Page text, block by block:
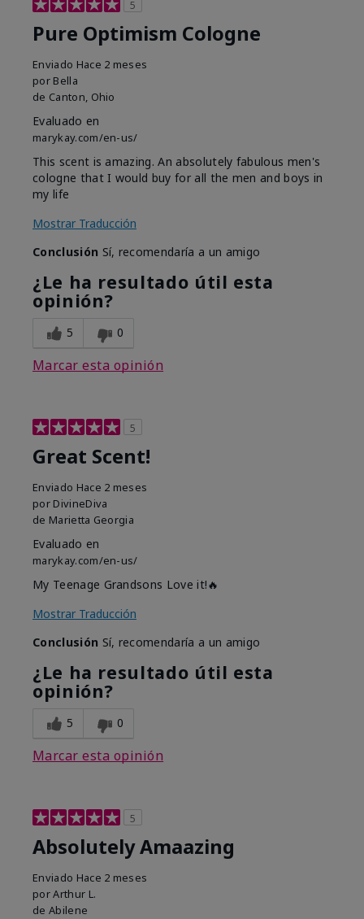
5
Pure Optimism Cologne
Enviado Hace 2 meses
por Bella
de Canton, Ohio
Evaluado en
marykay.com/en-us/
This scent is amazing. An absolutely fabulous men's
cologne that I would buy for all the men and boys in
my life
Mostrar Traducción
Conclusión Sí, recomendaría a un amigo
¿Le ha resultado útil esta
opinión?
5 0
Marcar esta opinión
5
Great Scent!
Enviado Hace 2 meses
por DivineDiva
de Marietta Georgia
Evaluado en
marykay.com/en-us/
My Teenage Grandsons Love it!🔥
Mostrar Traducción
Conclusión Sí, recomendaría a un amigo
¿Le ha resultado útil esta
opinión?
5 0
Marcar esta opinión
5
Absolutely Amaazing
Enviado Hace 2 meses
porArthur L.
de Abilene